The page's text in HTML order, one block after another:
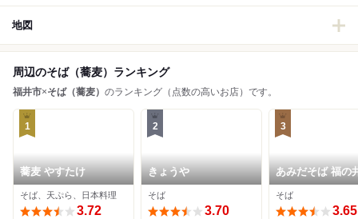
地図
周辺のそば（蕎麦）ランキング
福井市×そば（蕎麦） のランキング（点数の高いお店）です。
1
蕎麦 やすたけ
そば、天ぷら、日本料理
3.72
2
きょうや
そば
3.70
3
あみだそば 福の
そば
3.65